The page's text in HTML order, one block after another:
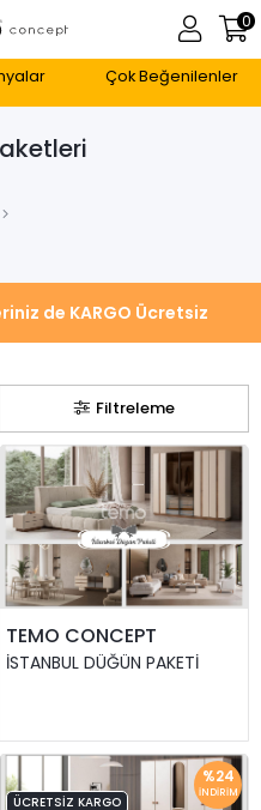
Çok Beğenilenler
0
Filtreleme
TEMO CONCEPT
İSTANBUL DÜĞÜN PAKETI
%24
İNDIRIM
ÜCRETSIZ KARGO